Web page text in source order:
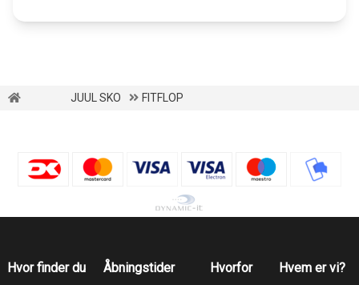
JUUL SKO FITFLOP
Hvor finder du
Åbningstider
Hvorfor
Hvem er vi?